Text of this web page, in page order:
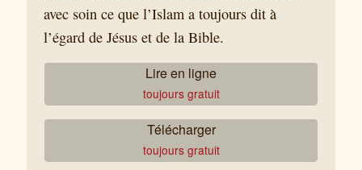
avec soin ce que l’Islam a toujours dit à
l’égard de Jésus et de la Bible.
Lire en ligne
toujours gratuit
Télécharger
toujours gratuit